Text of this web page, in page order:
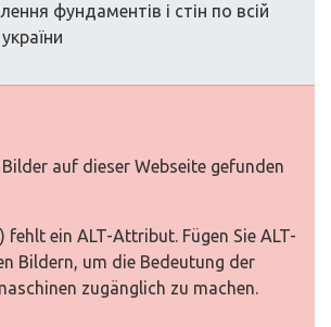
фундаментів і стін по всій
auf dieser Webseite gefunden
fehlt ein ALT-Attribut. Fügen Sie ALT-
Bildern, um die Bedeutung der
zugänglich zu machen.